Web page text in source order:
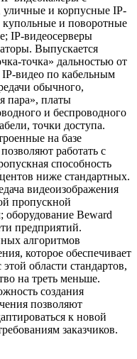
уличные и корпусные IP-
и поворотные
IP-видеосерверы
Выпускается
точка» дальностью от
видео по кабельным
обычного,
пара», платы
и беспроводного
точки доступа.
на базе
работать с
способность
ниже стандартных.
видеоизображения
пропускной
оборудование Beward
предприятий.
алгоритмов
которое обеспечивает
области стандартов,
на треть меньше.
создания
позволяют
к новой
заказчиков.